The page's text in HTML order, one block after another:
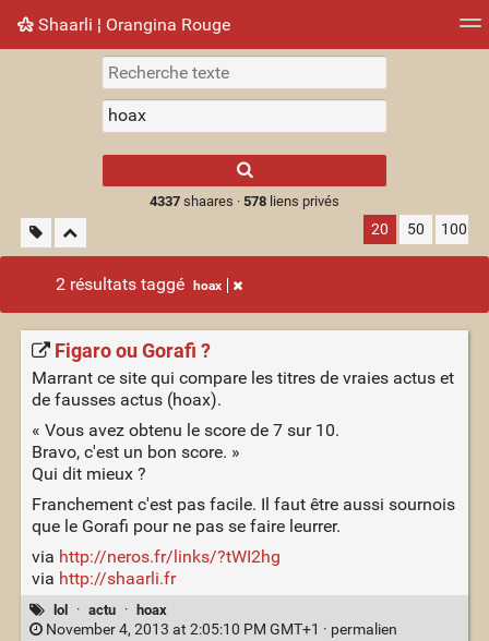
Shaarli ¦ Orangina Rouge
Nuage de tags Mur d'images
results.
4337shaares · 578liens privés
20 50 100
2 résultats taggé hoax
Figaro ou Gorafi ?
Marrant ce site qui compare les titres de vraies actus et
de fausses actus (hoax).
« Vous avez obtenu le score de 7 sur 10.
Bravo, c'est un bon score. »
Qui dit mieux ?
Franchement c'est pas facile. Il faut être aussi sournois
que le Gorafi pour ne pas se faire leurrer.
via http://neros.fr/links/?tWI2hg
via http://shaarli.fr
lol · actu · hoax
November 4, 2013 at 2:05:10 PM GMT+1 · permalien